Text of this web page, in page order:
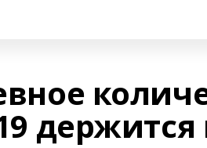
держится